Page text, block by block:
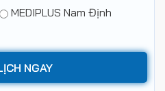
MEDIPLUS Nam Định